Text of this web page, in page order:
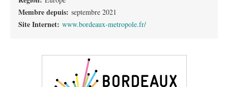
Membre depuis: septembre 2021
Site Internet: www.bordeaux-metropole.fr/